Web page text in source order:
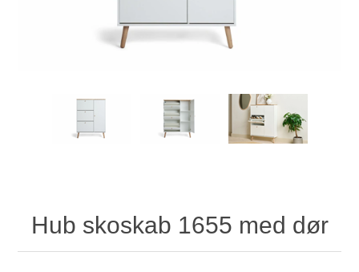
Hub skoskab 1655 med dør